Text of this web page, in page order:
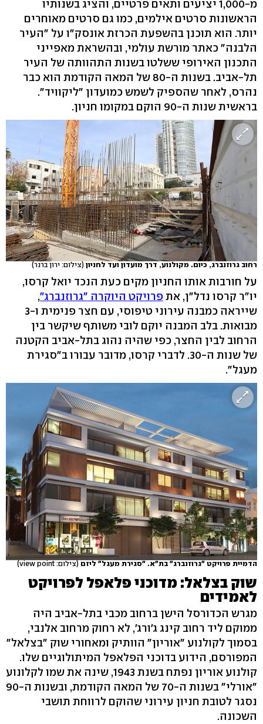
מ-1,000 יציעים ותאים פרטיים, והציג בשנותיו
הראשונות סרטים אילמים, כמו גם סרטים מאוחרים
יותר. הוא תוכנן בהשפעת הכרזת אונסק"ו על "העיר
הלבנה" כאתר מורשת עולמי, ובהשראת מאפייני
התכנון האירופי ששלטו בשנות התהוותה של העיר
תל-אביב. בשנות ה-80 של המאה הקודמת הוא כבר
נהרס, לאחר שהספיק לשמש כמועדון "ליקוויד".
בראשית שנות ה-90 הוקם במקומו חניון.
רחוב גרוזנברג, כיום. מקולנוע, דרך מועדון ועד לחניון (צילום: ירון ברנר)
על חורבות אותו החניון מקים כעת הנכד יואל קרסו,
יו"ר קרסו נדל"ן, אתפרויקט היוקרה "גרוזנברג",
שייראה כמבנה עירוני טיפוסי, עם חצר פנימית ו-3
מבואות. בלב המבנה יוקם לובי משותף שיקשר בין
הרחוב לבין החצר, כפי שהיה נהוג בתל-אביב הקטנה
של שנות ה-30. לדברי קרסו, מדובר עבורו ב"סגירת
מעגל".
הדמיית פרויקט "גרוזנברג" בת"א. "סגירת מעגל" ליזם (צילום: view point)
שוק בצלאל: מדוכני פלאפל לפרויקט
לאמידים
מגרש הכדורסל הישן ברחוב מכבי בתל-אביב היה
ממוקם ליד רחוב קינג ג'ורג', לא רחוק מרחוב אלנבי,
בסמוך לקולנוע "אוריון" הוותיק ומאחורי שוק "בצלאל"
המפורסם, הידוע בדוכני הפלאפל המיתולוגיים שלו.
קולנוע אוריון נפתח בשנת 1943, שינה את שמו לקלונוע
"אורלי" בשנות ה-70 של המאה הקודמת, ובשנות ה-90
נסגר לטובת חניון עירוני שהוקם לרווחת תושבי
השכונה.